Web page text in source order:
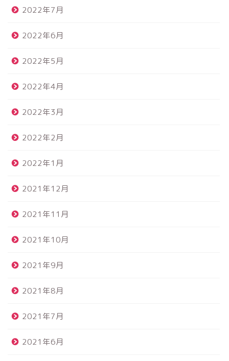
2022年7月
2022年6月
2022年5月
2022年4月
2022年3月
2022年2月
2022年1月
2021年12月
2021年11月
2021年10月
2021年9月
2021年8月
2021年7月
2021年6月